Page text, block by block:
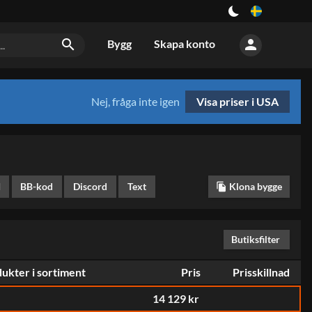
search Bygg Skapa konto person
Nej, fråga inte igen Visa priser i USA
BB-kod Discord Text file_copy Klona bygge
Butiksfilter
i sortiment Pris Prisskillnad
14 129 kr